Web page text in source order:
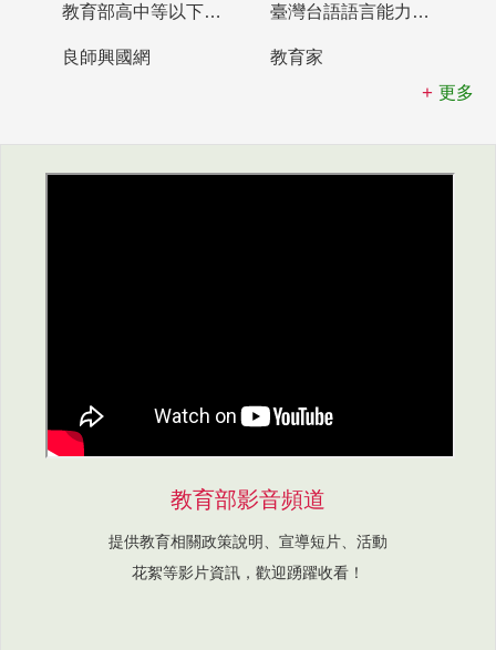
教育部高中等以下學校及幼兒園教師資格檢定考試 臺灣台語語言能力認證網站
良師興國網
教育家
更多
教育部影音頻道
提供教育相關政策說明、宣導短片、活動
花絮等影片資訊，歡迎踴躍收看！